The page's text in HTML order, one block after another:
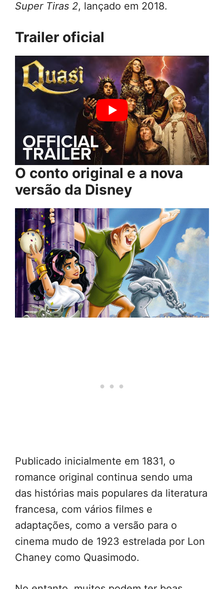
Super Tiras 2, lançado em 2018.
Trailer oficial
O conto original e a nova
versão da Disney
Publicado inicialmente em 1831, o
romance original continua sendo uma
das histórias mais populares da literatura
francesa, com vários filmes e
adaptações, como a versão para o
cinema mudo de 1923 estrelada por Lon
Chaney como Quasimodo.